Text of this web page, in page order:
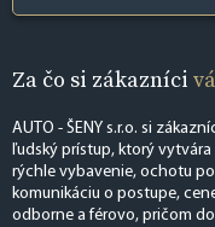
Za čo si zákazníci
AUTO - ŠENY s.r.o. si
ľudský prístup, ktorý
rýchle vybavenie, ochotu
komunikáciu o postupe,
odborne a férovo, pričom